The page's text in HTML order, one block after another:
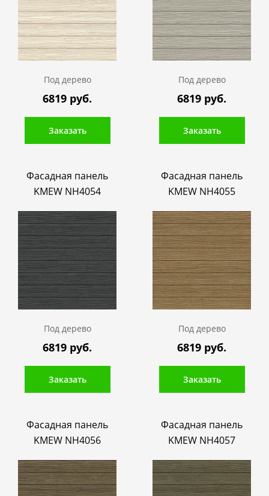
Под дерево
6819 руб.
Заказать
Под дерево
6819 руб.
Заказать
Фасадная панель
KMEW NH4054
Под дерево
6819 руб.
Заказать
Фасадная панель
KMEW NH4055
Под дерево
6819 руб.
Заказать
Фасадная панель
KMEW NH4056
Фасадная панель
KMEW NH4057